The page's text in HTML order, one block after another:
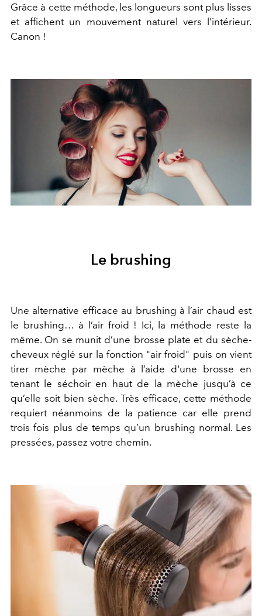
Grâce à cette méthode, les longueurs sont plus lisses
et affichent un mouvement naturel vers l’intérieur.
Canon !
Le brushing
Une alternative efficace au brushing à l’air chaud est
le brushing… à l’air froid ! Ici, la méthode reste la
même. On se munit d’une brosse plate et du sèche-
cheveux réglé sur la fonction "air froid" puis on vient
tirer mèche par mèche à l’aide d'une brosse en
tenant le séchoir en haut de la mèche jusqu’à ce
qu’elle soit bien sèche. Très efficace, cette méthode
requiert néanmoins de la patience car elle prend
trois fois plus de temps qu’un brushing normal. Les
pressées, passez votre chemin.